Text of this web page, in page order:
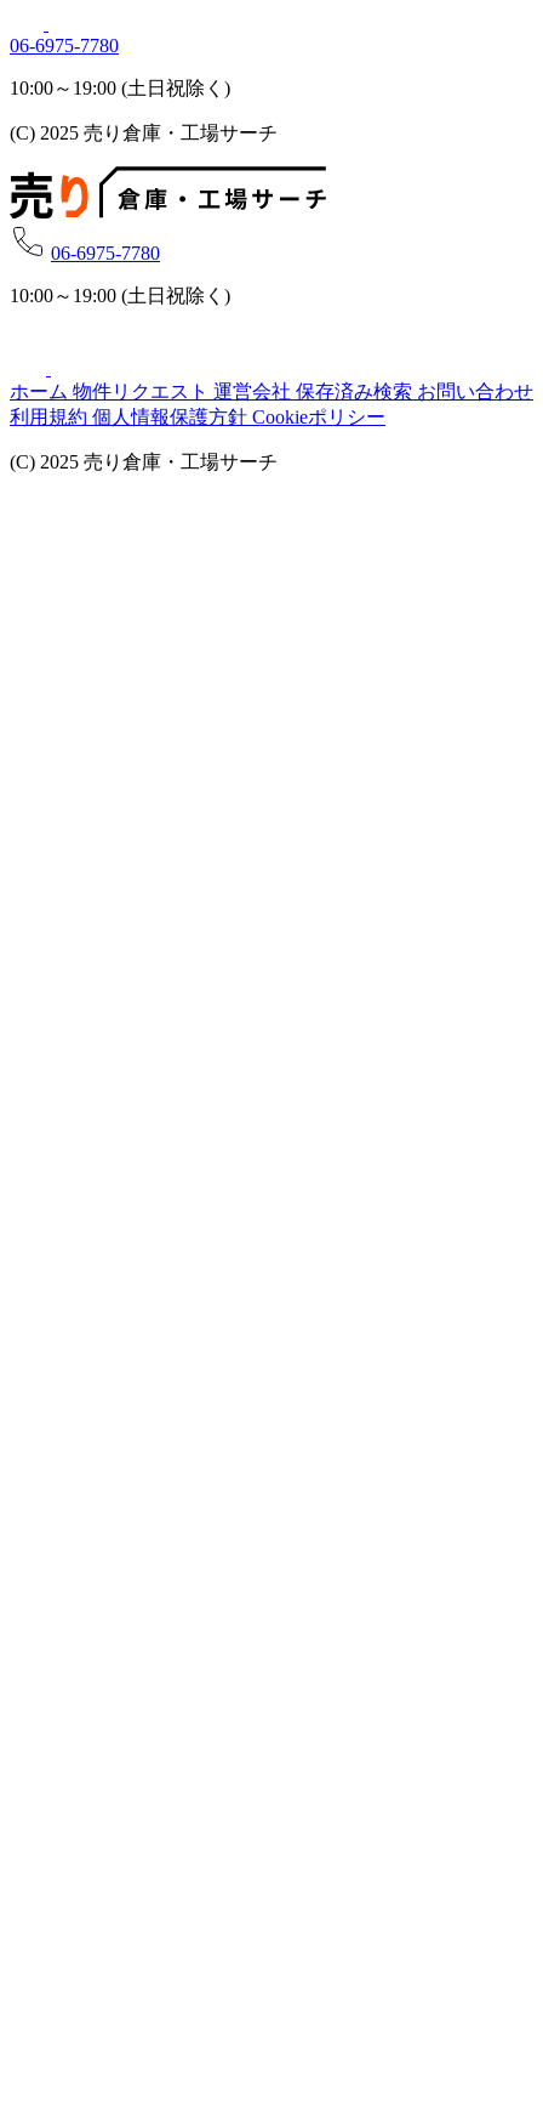
06-6975-7780
10:00～19:00 (土日祝除く)
(C) 2025 売り倉庫・工場サーチ
06-6975-7780
10:00～19:00 (土日祝除く)
ホーム 物件リクエスト 運営会社 保存済み検索 お問い合わせ
利用規約 個人情報保護方針 Cookieポリシー
(C) 2025 売り倉庫・工場サーチ